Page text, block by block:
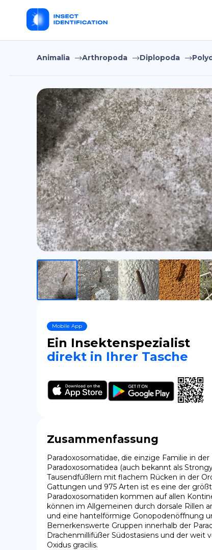
Animalia Arthropoda Diplopoda
Mobile App
Ein Insektenspezialist
direkt in Ihrer Tasche
Zusammenfassung
Paradoxosomatidae, die einzige Familie in
Paradoxosomatidea (auch bekannt als
Tausendfüßlern mit flachem Rücken in der
Gattungen und 975 Arten ist es eine der
Paradoxosomatiden kommen auf allen
können im Allgemeinen durch dorsale Rillen
und eine hantelförmige Gonopodenöffnung
Bemerkenswerte Gruppen innerhalb der
Drachenmillifüßer Südostasiens und der weit
Oxidus gracilis.